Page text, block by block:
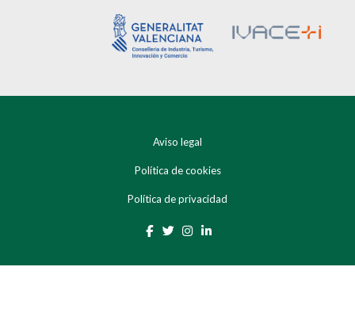
Aviso legal
Política de cookies
Política de privacidad